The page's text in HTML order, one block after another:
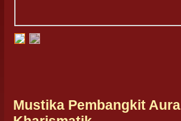
Mustika Pembangkit Aura